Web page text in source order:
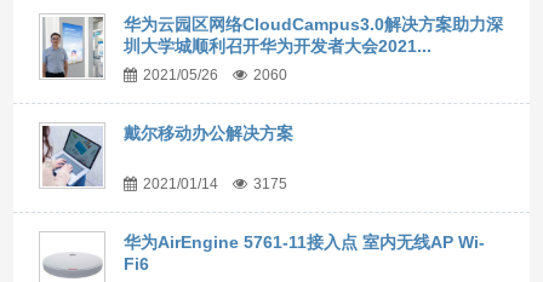
华为云园区网络CloudCampus3.0解决方案助力深
圳大学城顺利召开华为开发者大会2021...
2021/05/26 2060
戴尔移动办公解决方案
2021/01/14 3175
华为AirEngine 5761-11接入点 室内无线AP Wi-
Fi6